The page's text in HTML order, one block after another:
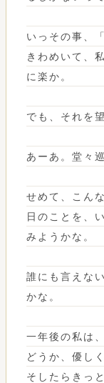
いっその事、
きわめいて、
に楽か。
でも、それを
あーあ。堂々
せめて、こん
日のことを、
みようかな。
誰にも言えな
かな。
一年後の私は
どうか、優し
そしたらきっ